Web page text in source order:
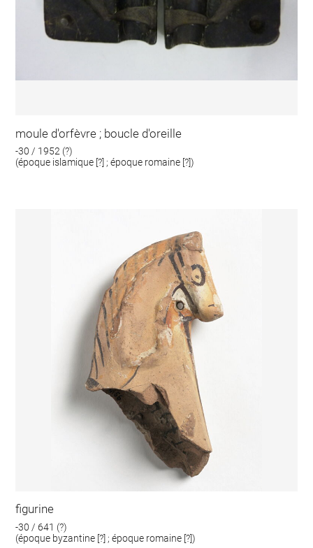
moule d'orfèvre ; boucle d'oreille
-30 / 1952 (?)
(époque islamique [?] ; époque romaine [?])
figurine
-30 / 641 (?)
(époque byzantine [?] ; époque romaine [?])